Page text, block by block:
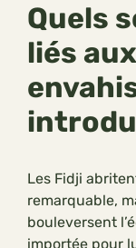
Quels
liés
Les Fidji
remarquable,
bouleversent
importée pour